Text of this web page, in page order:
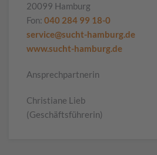
20099 Hamburg
Fon: 040 284 99 18-0
service@sucht-hamburg.de
www.sucht-hamburg.de
Ansprechpartnerin
Christiane Lieb
(Geschäftsführerin)